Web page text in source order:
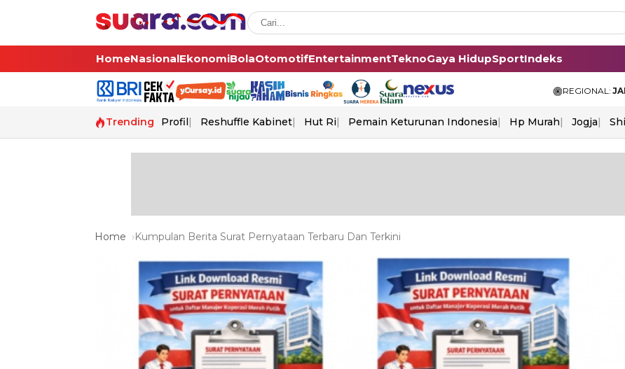
HomeNasionalEkonomiBolaOtomotifEntertainmentTeknoGaya HidupSportIndeks
REGIONAL:
Trending Profil Reshuffle Kabinet Hut Ri Pemain Keturunan Indonesia Hp Murah Jogja
Home Kumpulan Berita Surat Pernyataan Terbaru Dan Terkini